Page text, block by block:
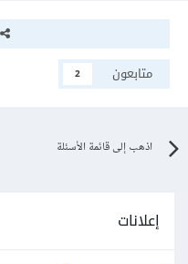
متابعون
2
اذهب إلى قائمة الأسئلة
إعلانات